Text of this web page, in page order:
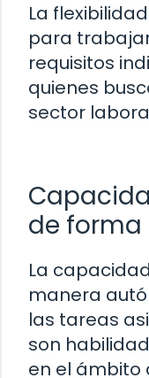
La
para
requisitos
quienes
sector
de
La
manera
las tareas
son
en el ámbito